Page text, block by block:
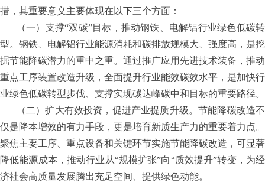
措，其重要意义主要体现在以下三个方面：
（一）支撑“双碳”目标，推动钢铁、电解铝行业绿色低碳转
型。钢铁、电解铝行业能源消耗和碳排放规模大、强度高，是挖
掘节能降碳潜力的重中之重。通过推广应用先进技术装备，推动
重点工序装置改造升级，全面提升行业能效碳效水平，是加快行
业绿色低碳转型步伐、支撑实现碳达峰碳中和目标的重要路径。
（二）扩大有效投资，促进产业提质升级。节能降碳改造不
仅是降本增效的有力手段，更是培育新质生产力的重要着力点。
聚焦主要工序、重点设备和关键环节实施节能降碳改造，可显著
降低能源成本，推动行业从“规模扩张”向“质效提升”转变，为经
济社会高质量发展腾出充足空间、提供绿色动能。